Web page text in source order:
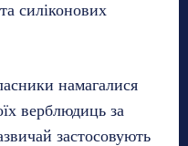
силіконових
намагалися
верблюдиць за
застосовують